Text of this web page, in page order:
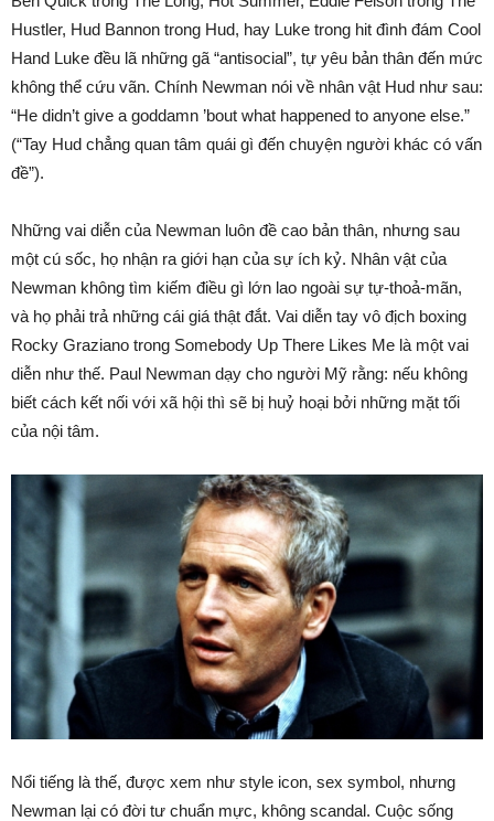
Hustler, Hud Bannon trong Hud, hay Luke trong hit đình đám Cool
Hand Luke đều lã những gã “antisocial”, tự yêu bản thân đến mức
không thể cứu vãn. Chính Newman nói về nhân vật Hud như sau:
“He didn’t give a goddamn ’bout what happened to anyone else.”
(“Tay Hud chẳng quan tâm quái gì đến chuyện người khác có vấn
đề”).
Những vai diễn của Newman luôn đề cao bản thân, nhưng sau
một cú sốc, họ nhận ra giới hạn của sự ích kỷ. Nhân vật của
Newman không tìm kiếm điều gì lớn lao ngoài sự tự-thoả-mãn,
và họ phải trả những cái giá thật đắt. Vai diễn tay vô địch boxing
Rocky Graziano trong Somebody Up There Likes Me là một vai
diễn như thế. Paul Newman dạy cho người Mỹ rằng: nếu không
biết cách kết nối với xã hội thì sẽ bị huỷ hoại bởi những mặt tối
của nội tâm.
Nổi tiếng là thế, được xem như style icon, sex symbol, nhưng
Newman lại có đời tư chuẩn mực, không scandal. Cuộc sống